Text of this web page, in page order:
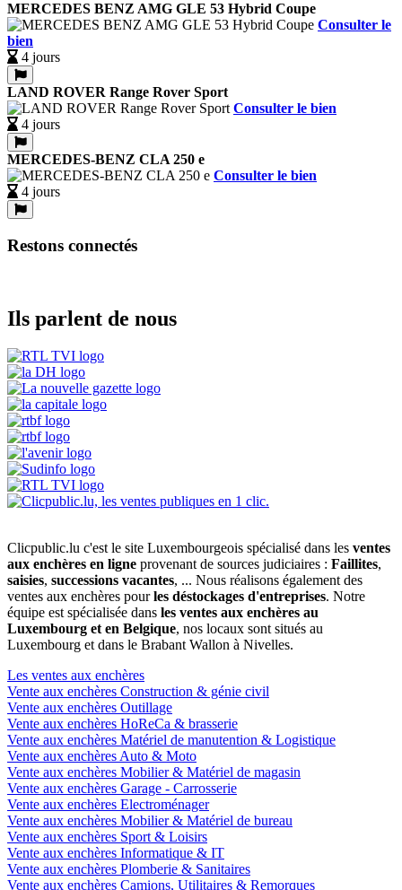
MERCEDES BENZ AMG GLE 53 Hybrid Coupe
Consulter le
bien
4 jours
LAND ROVER Range Rover Sport
Consulter le bien
4 jours
MERCEDES-BENZ CLA 250 e
Consulter le bien
4 jours
Restons connectés
Ils parlent de nous
Clicpublic.lu c'est le site Luxembourgeois spécialisé dans les ventes
aux enchères en ligne provenant de sources judiciaires : Faillites,
saisies, successions vacantes, ... Nous réalisons également des
ventes aux enchères pourles déstockages d'entreprises. Notre
équipe est spécialisée dans les ventes aux enchères au
Luxembourg et en Belgique, nos locaux sont situés au
Luxembourg et dans le Brabant Wallon à Nivelles.
Les ventes aux enchères
Vente aux enchères Construction & génie civil
Vente aux enchères Outillage
Vente aux enchères HoReCa & brasserie
Vente aux enchères Matériel de manutention & Logistique
Vente aux enchères Auto & Moto
Vente aux enchères Mobilier & Matériel de magasin
Vente aux enchères Garage - Carrosserie
Vente aux enchères Electroménager
Vente aux enchères Mobilier & Matériel de bureau
Vente aux enchères Sport & Loisirs
Vente aux enchères Informatique & IT
Vente aux enchères Plomberie & Sanitaires
Vente aux enchères Camions, Utilitaires & Remorques